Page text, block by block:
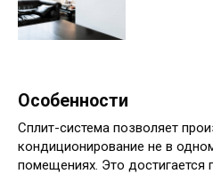
Особенности
Сплит-система позволяет
кондиционирование не в
помещениях. Это достигается